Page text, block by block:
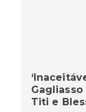
Titi e